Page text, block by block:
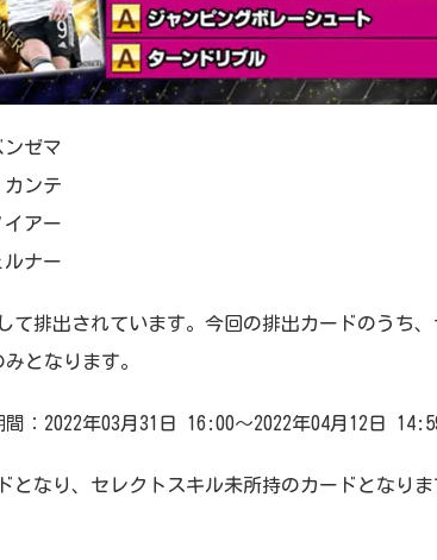
ゼマ
ンテ
イアー
ルナー
て排出されています。今回の排出カードのうち
となります。
間：2022年03月31日 16:00～2022年04月12日
なり、セレクトスキル未所持のカードとなりま